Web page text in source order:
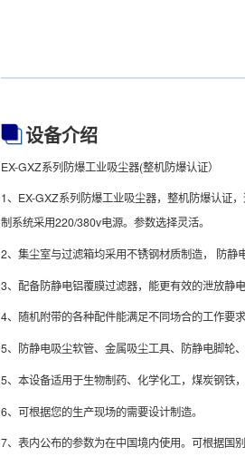
设备介绍
EX-GXZ系列防爆工业吸尘器(整机防爆认证）
1、EX-GXZ系列防爆工业吸尘器，整机防爆认证
制系统采用220/380v电源。参数选择灵活。
2、集尘室与过滤箱均采用不锈钢材质制造， 防
3、配备防静电铝覆膜过滤器，能更有效的泄放静
4、随机附带的各种配件能满足不同场合的工作要
5、防静电吸尘软管、金属吸尘工具、防静电脚轮
5、本设备适用于生物制药、化学化工，煤炭钢铁
6、可根据您的生产现场的需要设计制造。
7、表内公布的参数为在中国境内使用。可根据国